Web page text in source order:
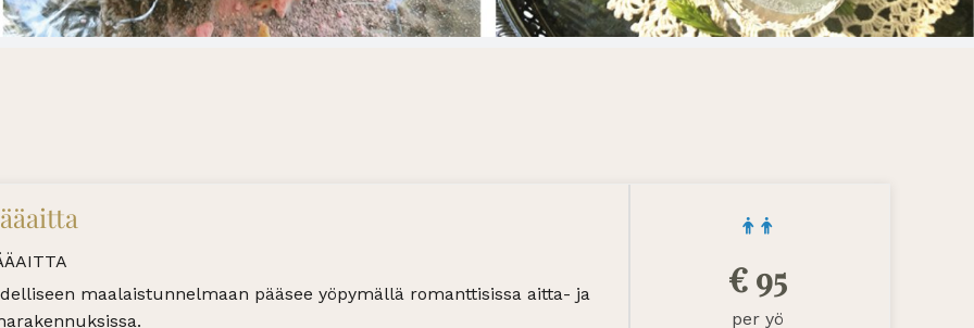
maalaistunnelmaan pääsee yöpymällä romanttisissa aitta- ja
€ 95
per yö